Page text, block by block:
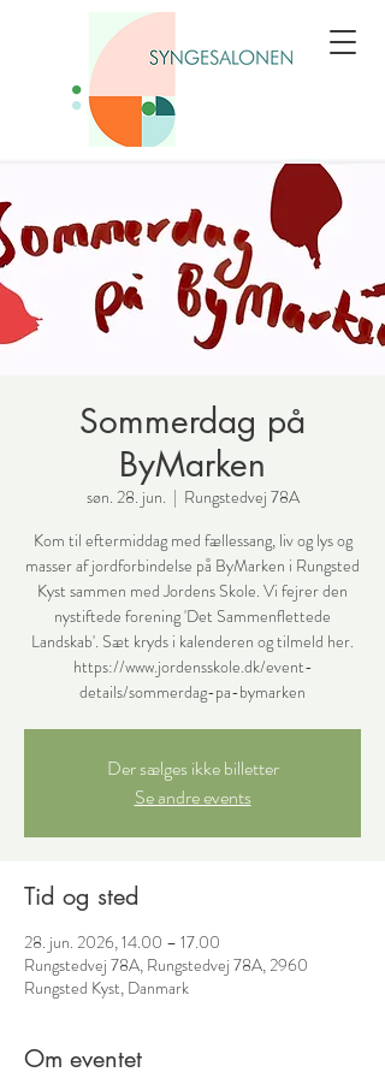
Sommerdag på
ByMarken
søn. 28. jun.
  |
Rungstedvej 78A
Kom til eftermiddag med fællessang, liv og lys og
masser af jordforbindelse på ByMarken i Rungsted
Kyst sammen med Jordens Skole. Vi fejrer den
nystiftede forening 'Det Sammenflettede
Landskab'. Sæt kryds i kalenderen og tilmeld her.
https://www.jordensskole.dk/event-
details/sommerdag-pa-bymarken
Der sælges ikke billetter
Se andre events
Tid og sted
28. jun. 2026, 14.00 – 17.00
Rungstedvej 78A, Rungstedvej 78A, 2960
Rungsted Kyst, Danmark
Om eventet